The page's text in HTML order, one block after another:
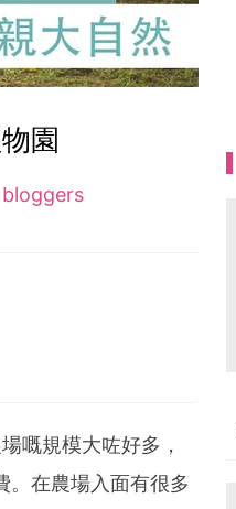
園
bloggers
嘅規模大咗好多，
。在農場入面有很多